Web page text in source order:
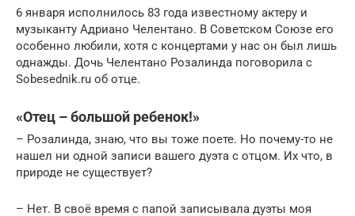
6 января исполнилось 83 года известному актеру и
музыканту Адриано Челентано. В Советском Союзе его
особенно любили, хотя с концертами у нас он был лишь
однажды. Дочь Челентано Розалинда поговорила с
Sobesednik.ru об отце.
«Отец – большой ребенок!»
– Розалинда, знаю, что вы тоже поете. Но почему-то не
нашел ни одной записи вашего дуэта с отцом. Их что, в
природе не существует?
– Нет. В своё время с папой записывала дуэты моя